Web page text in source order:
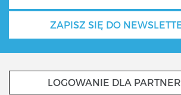
ZAPISZ SIĘ DO
LOGOWANIE DLA